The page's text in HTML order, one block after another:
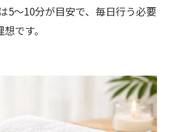
5〜10分が目安で、毎日行う必要
です。